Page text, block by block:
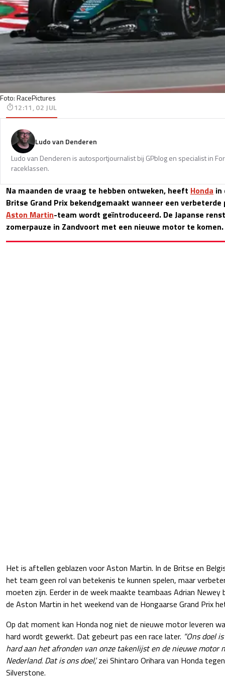
Foto: RacePictures
12:11, 02 JUL
Ludo van Denderen
Ludo van Denderen is autosportjournalist bij GPblog en specialist in
raceklassen.
Na maanden de vraag te hebben ontweken, heeft Honda in
Britse Grand Prix bekendgemaakt wanneer een
Aston Martin-team wordt geïntroduceerd. De Japanse
zomerpauze in Zandvoort met een nieuwe motor te komen.
Het is aftellen geblazen voor Aston Martin. In de Britse en
het team geen rol van betekenis te kunnen spelen, maar
moeten zijn. Eerder in de week maakte teambaas Adrian Newey
de Aston Martin in het weekend van de Hongaarse Grand Prix
Op dat moment kan Honda nog niet de nieuwe motor leveren
hard wordt gewerkt. Dat gebeurt pas een race later. “Ons doel
hard aan het afronden van onze takenlijst en de nieuwe motor
Nederland. Dat is ons doel’,zei Shintaro Orihara van Honda
Silverstone.